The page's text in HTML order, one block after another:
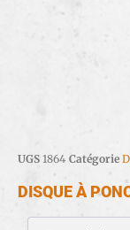
UGS 1864 Catégorie
DISQUE À